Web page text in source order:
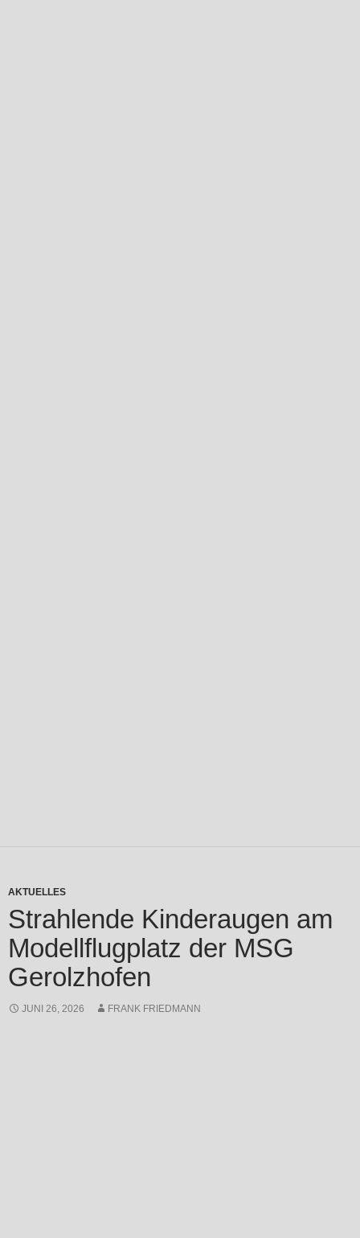
AKTUELLES
Strahlende Kinderaugen am
Modellflugplatz der MSG
Gerolzhofen
JUNI 26, 2026 FRANK FRIEDMANN